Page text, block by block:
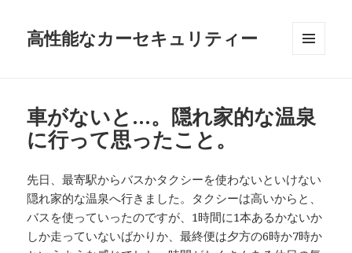
高性能なカーセキュリティー
ット
車がないと…。隠れ家的な温泉
に行って思ったこと。
先日、最寄駅からバスかタクシーを使わないといけない
隠れ家的な温泉へ行きました。タクシーは高いからと、
バスを使っていったのですが、1時間に1本あるかないか
しか走っていないばかりか、最終便は夕方の6時か7時か